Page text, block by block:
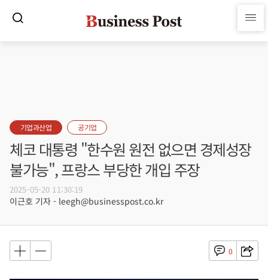
기업과산업 공기업
체코 대통령 "한수원 원전 없으면 경제성장
불가능", 프랑스 부당한 개입 주장
2025-05-20 11:30:19
이근호 기자 - leegh@businesspost.co.kr
0